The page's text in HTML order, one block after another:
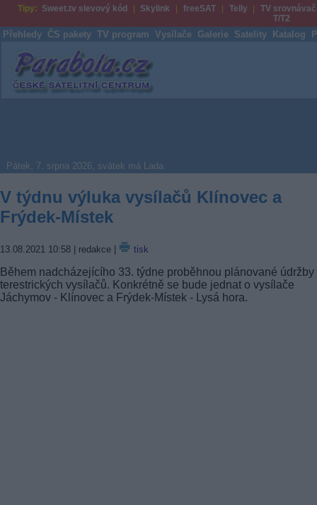
Tipy: Sweet.tv slevový kód Skylink freeSAT Telly
TV srovnávač
T/T2
Přehledy ČS pakety TV program Vysílače Galerie Satelity Katalog
Parabola.cz
Pátek, 7. srpna 2026, svátek má Lada
V týdnu výluka vysílačů Klínovec a
Frýdek-Místek
13.08.2021 10:58 | redakce | tisk
Během nadcházejícího 33. týdne proběhnou plánované údržby
terestrických vysílačů. Konkrétně se bude jednat o vysílače
Jáchymov - Klínovec a Frýdek-Místek - Lysá hora.